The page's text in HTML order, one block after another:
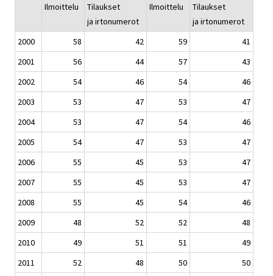
Ilmoittelu
Tilaukset
ja irtonumerot
Ilmoittelu
Tilaukset
ja irtonumerot
2000
58 42 59
41
2001
56 44 57
43
2002
54 46 54
46
2003
53 47 53
47
2004
53 47 54
46
2005
54 47 53
47
2006
55 45 53
47
2007
55 45 53
47
2008
55 45 54
46
2009
48 52 52
48
2010
49 51 51
49
2011
52 48 50
50